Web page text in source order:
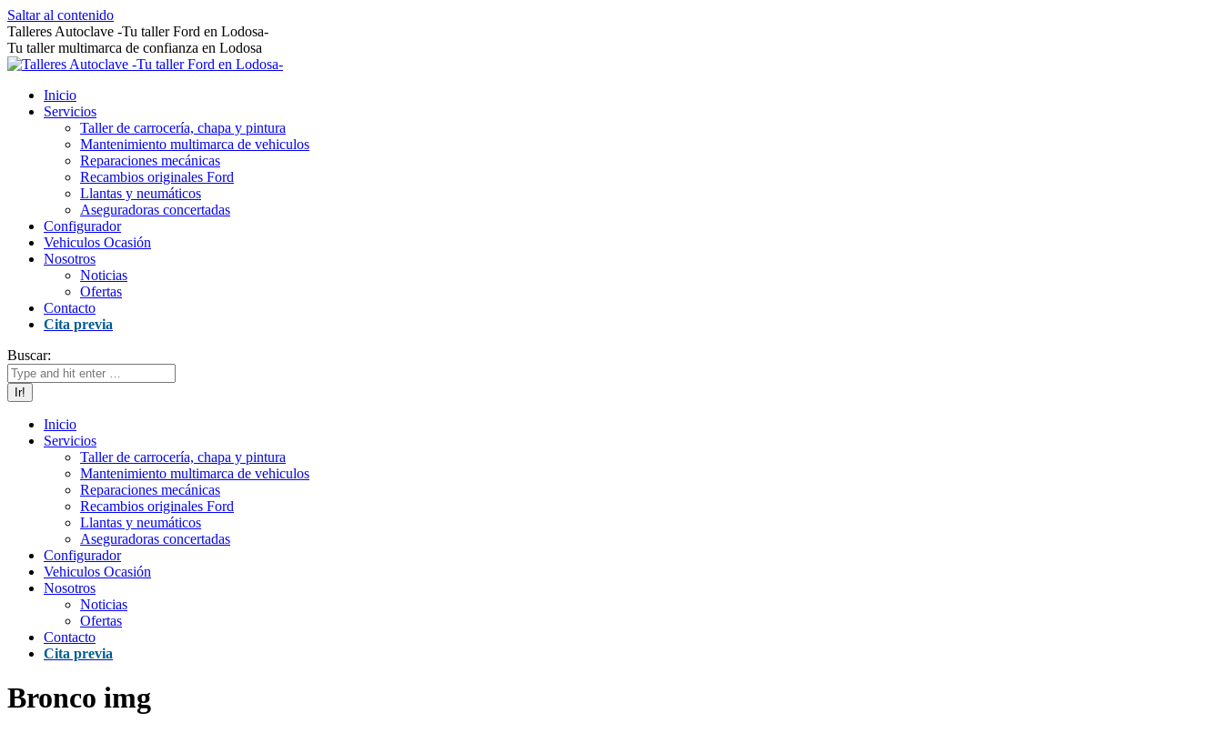
Saltar al contenido
Talleres Autoclave -Tu taller Ford en Lodosa-
Tu taller multimarca de confianza en Lodosa
Inicio
Servicios
Taller de carrocería, chapa y pintura
Mantenimiento multimarca de vehiculos
Reparaciones mecánicas
Recambios originales Ford
Llantas y neumáticos
Aseguradoras concertadas
Configurador
Vehiculos Ocasión
Nosotros
Noticias
Ofertas
Contacto
Cita previa
Buscar:
Inicio
Servicios
Taller de carrocería, chapa y pintura
Mantenimiento multimarca de vehiculos
Reparaciones mecánicas
Recambios originales Ford
Llantas y neumáticos
Aseguradoras concertadas
Configurador
Vehiculos Ocasión
Nosotros
Noticias
Ofertas
Contacto
Cita previa
Bronco img